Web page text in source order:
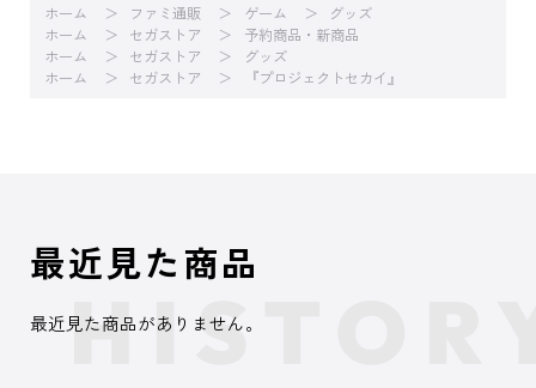
ホーム ファミ通販 ゲーム
グッズ
ホーム
セガストア
予約商品・新商品
ホーム
セガストア
グッズ
ホーム
セガストア 『プロジェクトセカイ』
最近見た商品
最近見た商品がありません。